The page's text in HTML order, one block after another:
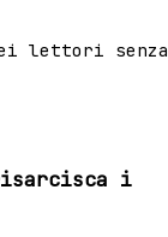
lettori senza
i